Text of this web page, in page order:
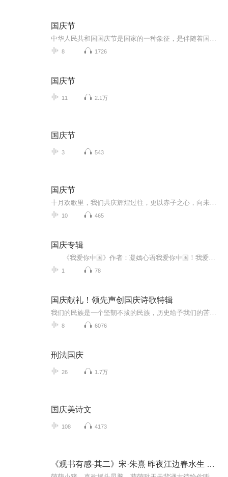
国庆节
8 1726
国庆节
11 2.1万
国庆节
3 543
国庆节
10 465
国庆专辑
1 78
国庆献礼！领先声创国庆诗歌特辑
8 6076
刑法国庆
26 1.7万
国庆美诗文
108 4173
《观书有感·其二》宋·朱熹 昨夜江边春水生 古诗朗诵